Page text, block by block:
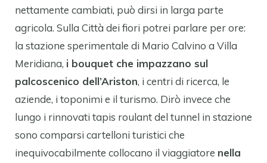
nettamente cambiati, può dirsi in larga parte
agricola. Sulla Città dei fiori potrei parlare per ore:
la stazione sperimentale di Mario Calvino a Villa
Meridiana, i bouquet che impazzano sul
palcoscenico dell’Ariston, i centri di ricerca, le
aziende, i toponimi e il turismo. Dirò invece che
lungo i rinnovati tapis roulant del tunnel in stazione
sono comparsi cartelloni turistici che
inequivocabilmente collocano il viaggiatore nella